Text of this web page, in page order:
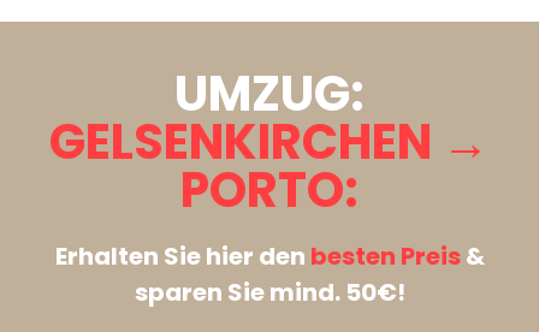
UMZUG:
GELSENKIRCHEN →
PORTO:
Erhalten Sie hier den besten Preis&
sparen Sie mind. 50€!